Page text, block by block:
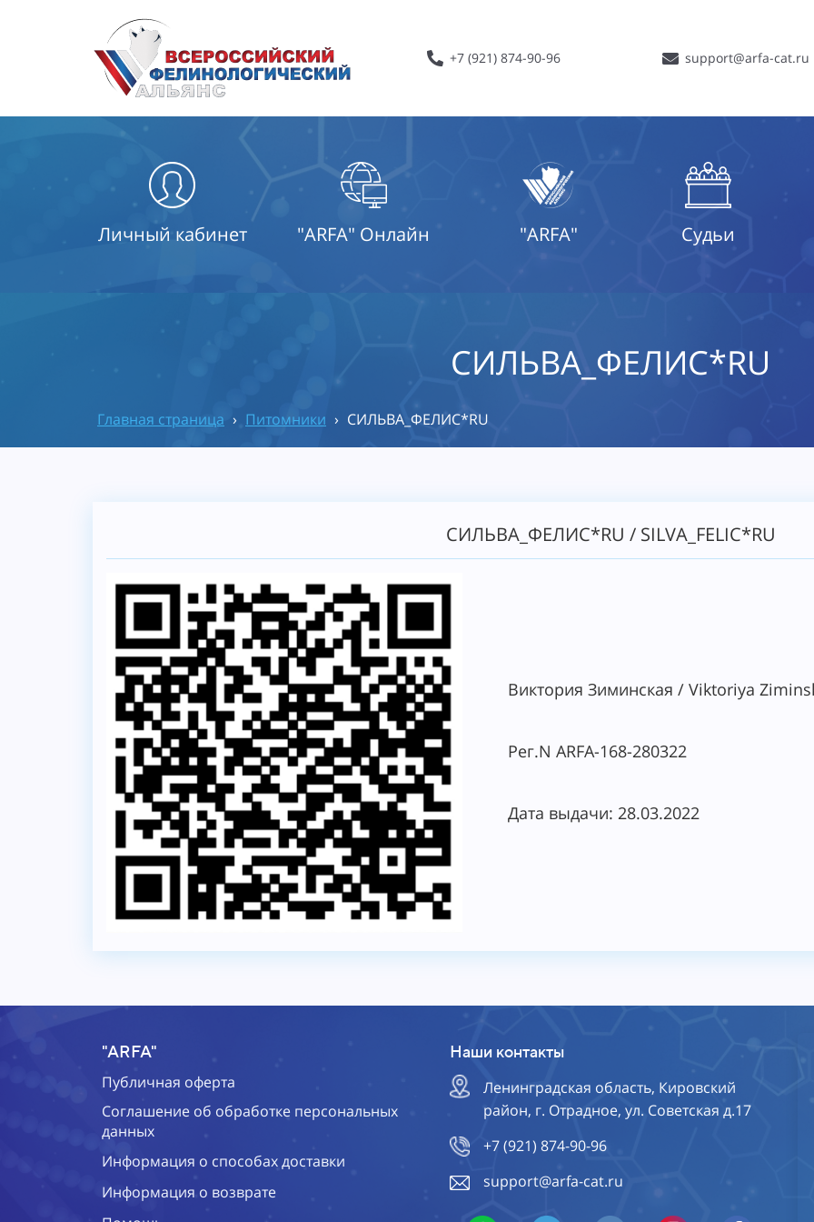
+7 (921) 874-90-96 support@arfa-cat.ru
Личный кабинет "ARFA" Онлайн "ARFA" Судьи
СИЛЬВА_ФЕЛИС*RU
Главная страница › Питомники › СИЛЬВА_ФЕЛИС*RU
СИЛЬВА_ФЕЛИС*RU / SILVA_FELIC*RU
Виктория Зиминская / Viktoriya
Рег.N ARFA-168-280322
Дата выдачи: 28.03.2022
"ARFA"
Публичная оферта
Соглашение об обработке персональных
данных
Информация о способах доставки
Информация о возврате
Наши контакты
Ленинградская область, Кировский
район, г. Отрадное, ул. Советская д.17
+7 (921) 874-90-96
support@arfa-cat.ru